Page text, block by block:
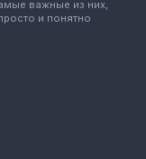
важные из них,
и понятно